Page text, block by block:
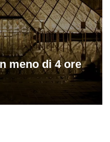
meno di 4 ore